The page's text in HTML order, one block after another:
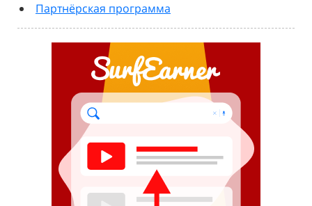
Партнёрская программа